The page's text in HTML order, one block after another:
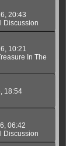
20:43
Discussion
10:21
In The
18:54
06:42
Discussion